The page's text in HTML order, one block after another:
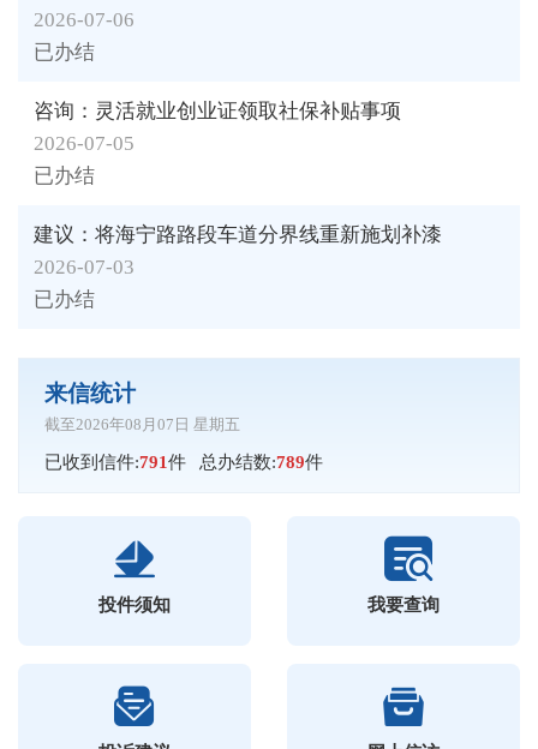
2026-07-06
已办结
咨询：灵活就业创业证领取社保补贴事项
2026-07-05
已办结
建议：将海宁路路段车道分界线重新施划补漆
2026-07-03
已办结
来信统计
截至2026年08月07日 星期五
已收到信件:791件 总办结数:789件
投件须知 我要查询